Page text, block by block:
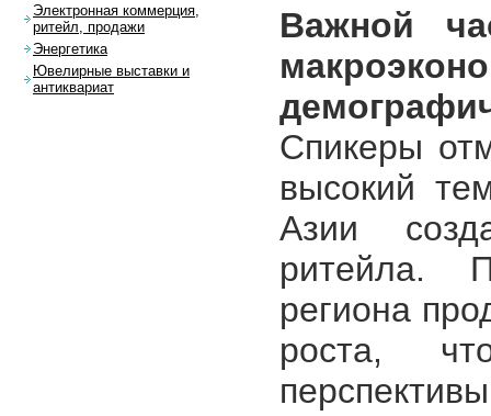
Важной
Спикеры
высокий
Азии
ритейла.
региона
роста,
Электронная коммерция,
ритейл, продажи
Энергетика
Ювелирные выставки и
антиквариат